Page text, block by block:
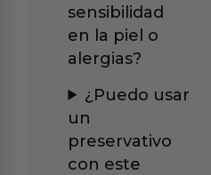
sensibilidad
en la piel o
alergias?
¿Puedo usar
un
preservativo
con este